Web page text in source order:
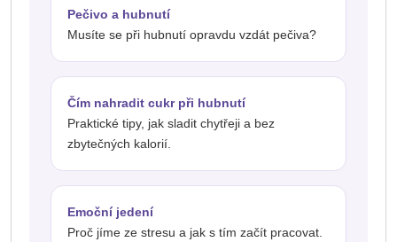
Pečivo a hubnutí
Musíte se při hubnutí opravdu vzdát pečiva?
Čím nahradit cukr při hubnutí
Praktické tipy, jak sladit chytřeji a bez
zbytečných kalorií.
Emoční jedení
Proč jíme ze stresu a jak s tím začít pracovat.